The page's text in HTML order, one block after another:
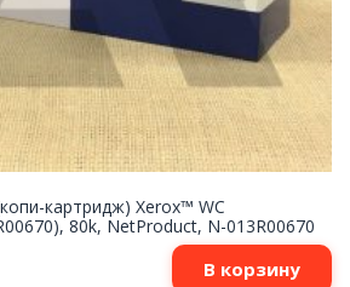
картридж) Xerox™ WC
80k, NetProduct, N-013R00670
В корзину